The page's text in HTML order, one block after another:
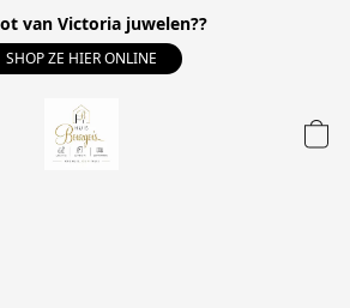
van Victoria juwelen??
SHOP ZE HIER ONLINE